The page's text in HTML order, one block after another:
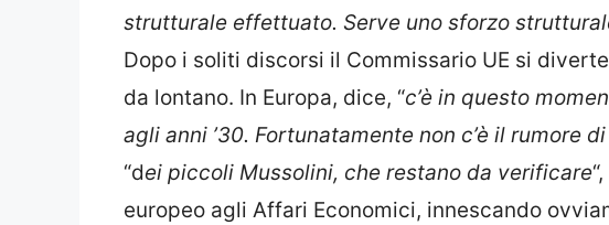
strutturale effettuato. Serve uno sforzo
Dopo i soliti discorsi il Commissario UE si
da lontano. In Europa, dice, “c’è in questo
agli anni ’30. Fortunatamente non c’è il rumore
“dei piccoli Mussolini, che restano da verificare
europeo agli Affari Economici, innescando